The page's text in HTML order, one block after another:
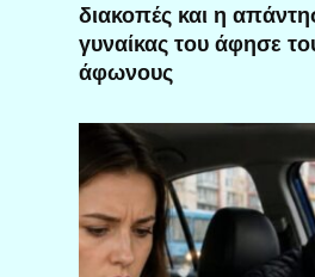
διακοπές και η
γυναίκας του άφησε
άφωνους